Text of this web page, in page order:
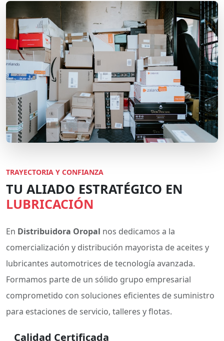
TRAYECTORIA Y CONFIANZA
TU ALIADO ESTRATÉGICO EN
LUBRICACIÓN
En Distribuidora Oropal nos dedicamos a la
comercialización y distribución mayorista de aceites y
lubricantes automotrices de tecnología avanzada.
Formamos parte de un sólido grupo empresarial
comprometido con soluciones eficientes de suministro
para estaciones de servicio, talleres y flotas.
Calidad Certificada